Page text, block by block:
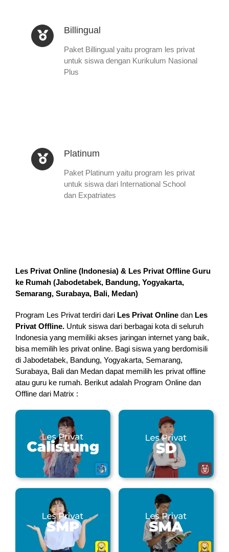
Billingual
Paket Billingual yaitu program les privat
untuk siswa dengan Kurikulum Nasional
Plus
Platinum
Paket Platinum yaitu program les privat
untuk siswa dari International School
dan Expatriates
Les Privat Online (Indonesia) & Les Privat Offline Guru
ke Rumah (Jabodetabek, Bandung, Yogyakarta,
Semarang, Surabaya, Bali, Medan)
Program Les Privat terdiri dari Les Privat Online dan Les
Privat Offline. Untuk siswa dari berbagai kota di seluruh
Indonesia yang memiliki akses jaringan internet yang baik,
bisa memilih les privat online. Bagi siswa yang berdomisili
di Jabodetabek, Bandung, Yogyakarta, Semarang,
Surabaya, Bali dan Medan dapat memilih les privat offline
atau guru ke rumah. Berikut adalah Program Online dan
Offline dari Matrix :